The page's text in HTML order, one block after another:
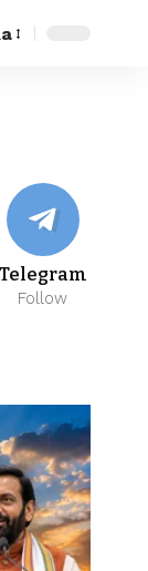
Telegram
Follow